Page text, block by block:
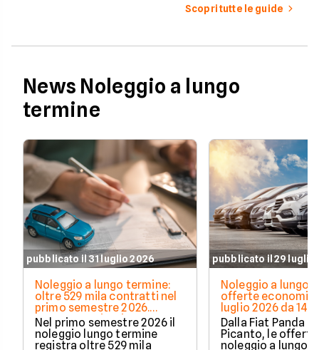
Scopri tutte le guide
News Noleggio a lungo
termine
pubblicato il 31 luglio 2026
Noleggio a lungo termine:
oltre 529 mila contratti nel
primo semestre 2026.
Crescono privati e auto
elettrificate
Nel primo semestre 2026 il
noleggio lungo termine
registra oltre 529 mila
pubblicato il 29 luglio
Noleggio a lungo
offerte
luglio 2026 da
Dalla Fiat Panda
Picanto, le
noleggio a lungo